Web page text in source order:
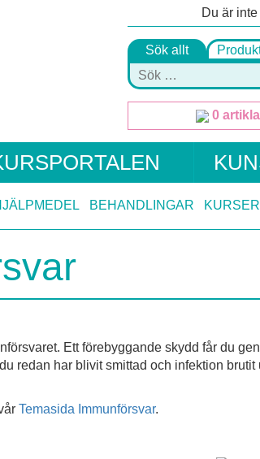
Du är
Sök allt
0
BEHANDLINGAR KURSER
Ett förebyggande skydd får du
redan har blivit smittad och infektion
Temasida Immunförsvar.